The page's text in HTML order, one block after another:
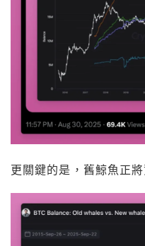
更關鍵的是，舊鯨魚正